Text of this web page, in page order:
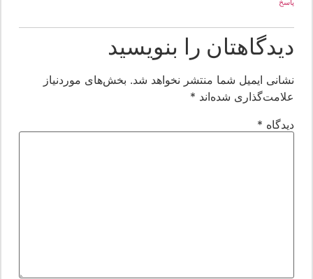
را بنویسید
ایمیل شما منتشر نخواهد شد. بخش‌های موردنیاز
شده‌اند*
*